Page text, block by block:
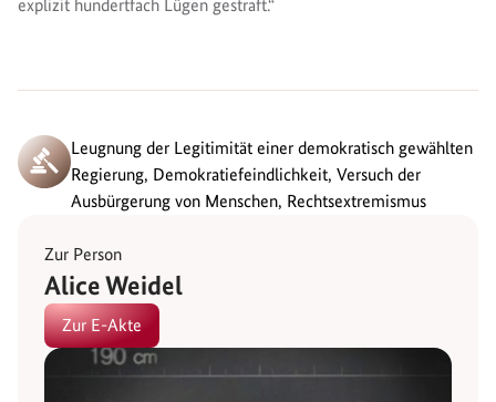
explizit hundertfach Lügen gestraft.“
Leugnung der Legitimität einer demokratisch gewählten
Regierung, Demokratiefeindlichkeit, Versuch der
Ausbürgerung von Menschen, Rechtsextremismus
Zur Person
Alice Weidel
Zur E-Akte